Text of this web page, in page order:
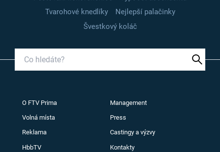
Tvarohové knedlíky
Nejlepší palačinky
Švestkový koláč
O FTV Prima Management
Volná místa Press
Reklama Castingy a výzvy
HbbTV Kontakty